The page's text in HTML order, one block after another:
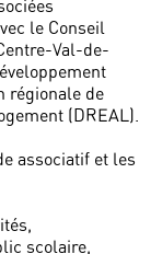
le Conseil
Val-de-
régionale de
(DREAL).
associatif et les
scolaire,